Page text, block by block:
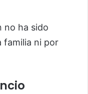
no ha sido
familia ni por